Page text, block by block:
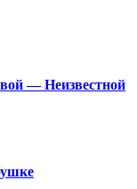
— Неизвестной